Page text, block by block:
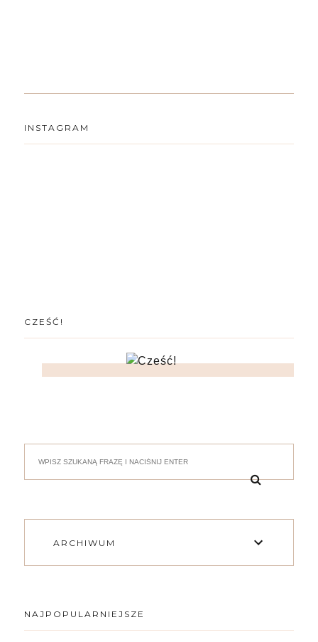
INSTAGRAM
CZEŚĆ!
ARCHIWUM
NAJPOPULARNIEJSZE